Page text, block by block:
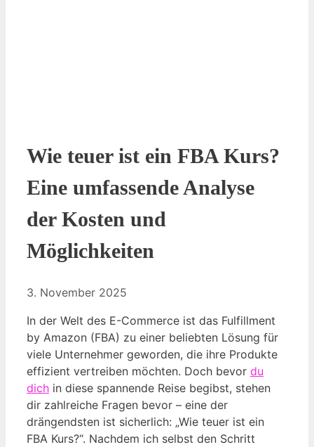
Wie teuer ist ein FBA Kurs?
Eine umfassende Analyse
der Kosten und
Möglichkeiten
3. November 2025
In der Welt des E-Commerce ist das Fulfillment
by Amazon (FBA) zu einer beliebten Lösung für
viele Unternehmer geworden, die ihre Produkte
effizient vertreiben möchten. Doch bevor du
dich in diese spannende Reise begibst, stehen
dir zahlreiche Fragen bevor – eine der
drängendsten ist sicherlich: „Wie teuer ist ein
FBA Kurs?“. Nachdem ich selbst den Schritt